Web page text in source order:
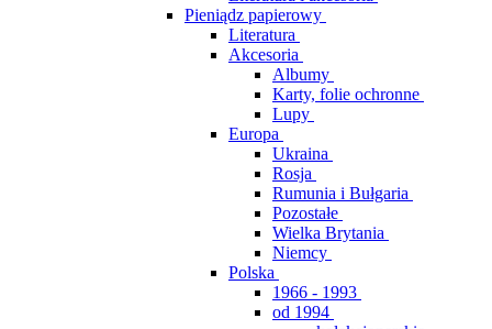
Pieniądz papierowy
Literatura
Akcesoria
Albumy
Karty, folie ochronne
Lupy
Europa
Ukraina
Rosja
Rumunia i Bułgaria
Pozostałe
Wielka Brytania
Niemcy
Polska
1966 - 1993
od 1994